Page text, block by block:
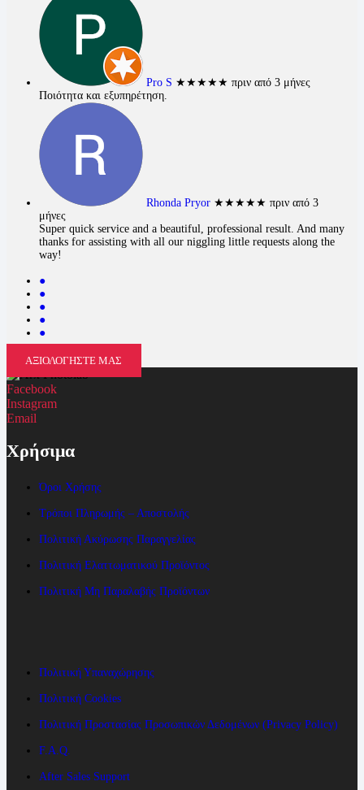
Pro S ★★★★★ πριν από 3 μήνες
Ποιότητα και εξυπηρέτηση.
Rhonda Pryor ★★★★★ πριν από 3
μήνες
Super quick service and a beautiful, professional result. And many
thanks for assisting with all our niggling little requests along the
way!
●
●
●
●
●
ΑΞΙΟΛΟΓΗΣΤΕ ΜΑΣ
Facebook
Instagram
Email
Χρήσιμα
Όροι Χρήσης
Τρόποι Πληρωμής – Αποστολής
Πολιτική Ακύρωσης Παραγγελίας
Πολιτική Ελαττωματικού Προϊόντος
Πολιτική Μη Παραλαβής Προϊόντων
Πολιτική Υπαναχώρησης
Πολιτική Cookies
Πολιτική Προστασίας Προσωπικών Δεδομένων (Privacy Policy)
F.A.Q.
After Sales Support